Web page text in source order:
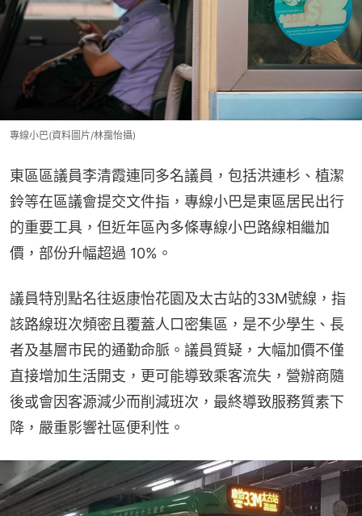
專線小巴(資料圖片/林靄怡攝)
東區區議員李清霞連同多名議員，包括洪連杉、植潔
鈴等在區議會提交文件指，專線小巴是東區居民出行
的重要工具，但近年區內多條專線小巴路線相繼加
價，部份升幅超過 10%。
議員特別點名往返康怡花園及太古站的33M號線，指
該路線班次頻密且覆蓋人口密集區，是不少學生、長
者及基層市民的通勤命脈。議員質疑，大幅加價不僅
直接增加生活開支，更可能導致乘客流失，營辦商隨
後或會因客源減少而削減班次，最終導致服務質素下
降，嚴重影響社區便利性。